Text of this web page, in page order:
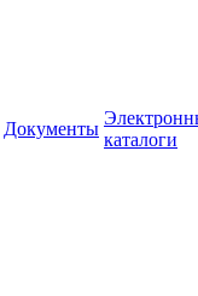
Документы
каталоги